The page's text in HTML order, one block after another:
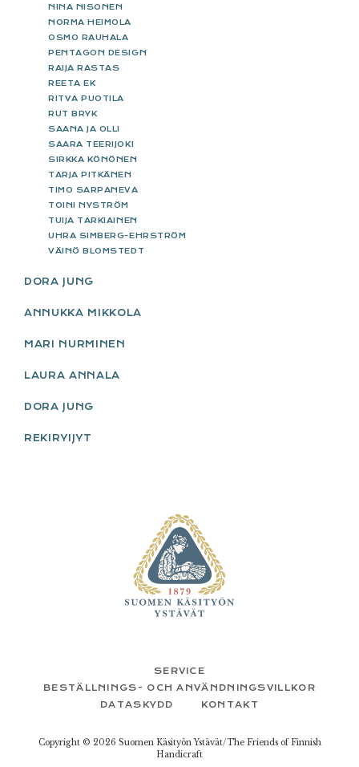
NINA NISONEN
NORMA HEIMOLA
OSMO RAUHALA
PENTAGON DESIGN
RAIJA RASTAS
REETA EK
RITVA PUOTILA
RUT BRYK
SAANA JA OLLI
SAARA TEERIJOKI
SIRKKA KÖNÖNEN
TARJA PITKÄNEN
TIMO SARPANEVA
TOINI NYSTRÖM
TUIJA TARKIAINEN
UHRA SIMBERG-EHRSTRÖM
VÄINÖ BLOMSTEDT
DORA JUNG
ANNUKKA MIKKOLA
MARI NURMINEN
LAURA ANNALA
DORA JUNG
REKIRYIJYT
SERVICE
BESTÄLLNINGS- OCH ANVÄNDNINGSVILLKOR
DATASKYDD
KONTAKT
Copyright © 2026 Suomen Käsityön Ystävät/The Friends of Finnish
Handicraft